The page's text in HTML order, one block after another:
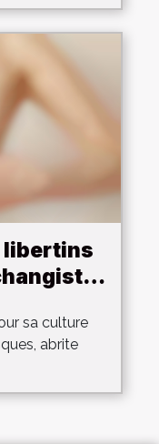
libertins
sa culture
abrite